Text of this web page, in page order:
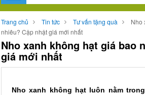
Trang chủ Tin tức Tư vấn tặng quà
Nho
nhiêu? Cập nhật giá mới nhất
Nho xanh không hạt giá bao
giá mới nhất
Nho xanh không hạt luôn nằm